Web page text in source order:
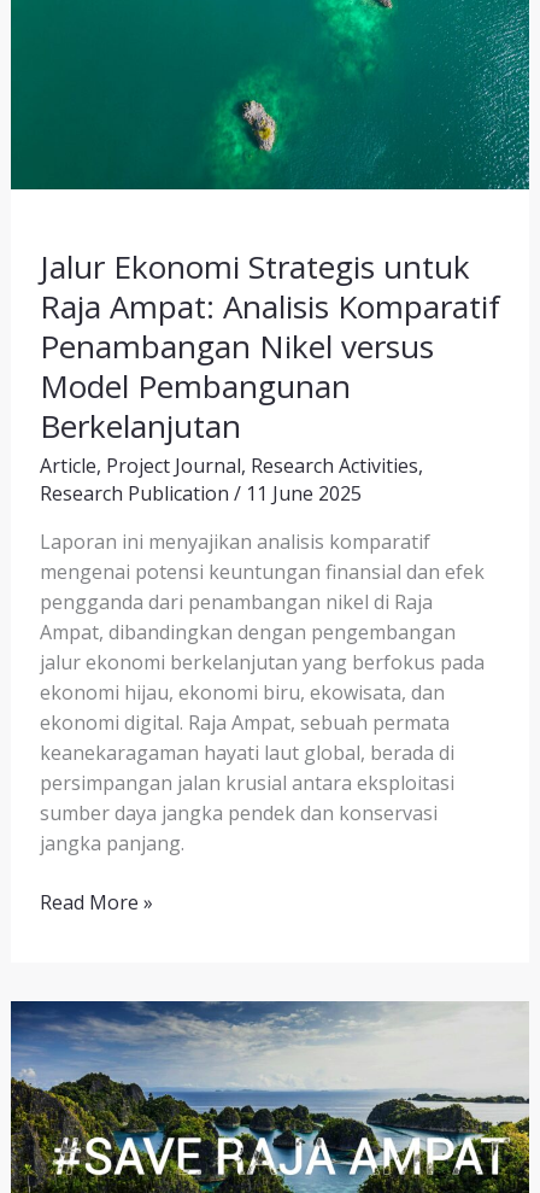
Jalur Ekonomi Strategis untuk
Raja Ampat: Analisis Komparatif
Penambangan Nikel versus
Model Pembangunan
Berkelanjutan
Article, Project Journal, Research Activities,
Research Publication / 11 June 2025
Laporan ini menyajikan analisis komparatif
mengenai potensi keuntungan finansial dan efek
pengganda dari penambangan nikel di Raja
Ampat, dibandingkan dengan pengembangan
jalur ekonomi berkelanjutan yang berfokus pada
ekonomi hijau, ekonomi biru, ekowisata, dan
ekonomi digital. Raja Ampat, sebuah permata
keanekaragaman hayati laut global, berada di
persimpangan jalan krusial antara eksploitasi
sumber daya jangka pendek dan konservasi
jangka panjang.
Read More »
Masa
Depan
Ekonomi
Raja
Ampat